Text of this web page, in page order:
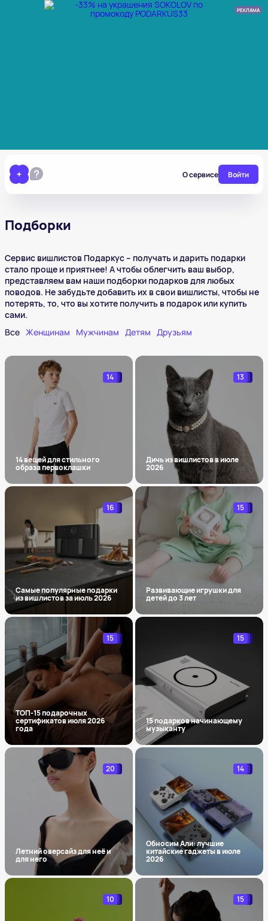
РЕКЛАМА
О сервисе Войти
Подборки
Сервис вишлистов Подаркус – получать и дарить подарки
стало проще и приятнее! А чтобы облегчить ваш выбор,
представляем вам наши подборки подарков для любых
поводов. Не забудьте добавить их в свои вишлисты, чтобы не
потерять, то, что вы хотите получить в подарок или купить
сами.
Все Женщинам Мужчинам Детям Друзьям
14
14 вещей для стильного
образа первоклашки
13
Дичь из вишлистов в июле
2026
16
Самые популярные подарки
из вишлистов за июль 2026
15
Развивающие игрушки для
детей до 3 лет
15
ТОП-15 подарочных
сертификатов июля 2026
года
15
15 подарков начинающему
музыканту
20
Летний оверсайз для неё и
для него
14
Обносим Али: лучшие
китайские гаджеты в июле
2026
10 15